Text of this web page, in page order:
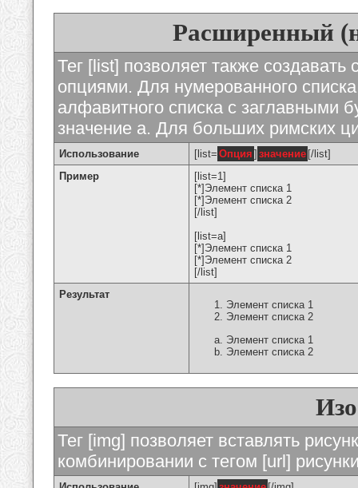
Расширенный
Тег [list] позволяет также
опциями. Для нумерованного
алфавитного списка с заглавными
значение а. Для больших римских
Использование [list= Опция ] значение [/list]
Пример
[list=1]
[*]Элемент списка 1
[*]Элемент списка 2
[/list]
[list=a]
[*]Элемент списка 1
[*]Элемент списка 2
[/list]
Результат
Элемент списка 1
Элемент списка 2
Элемент списка 1
Элемент списка 2
Тег [img] позволяет вставлять
комбинировании с тегом [url]